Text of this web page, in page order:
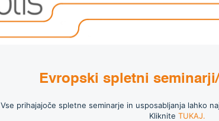
Evropski spletni
Vse prihajajoče spletne seminarje in usposabljanja lahko
Kliknite TUKAJ.